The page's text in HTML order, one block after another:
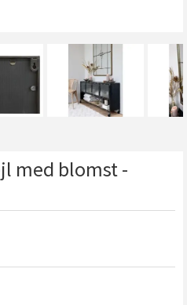
med blomst -